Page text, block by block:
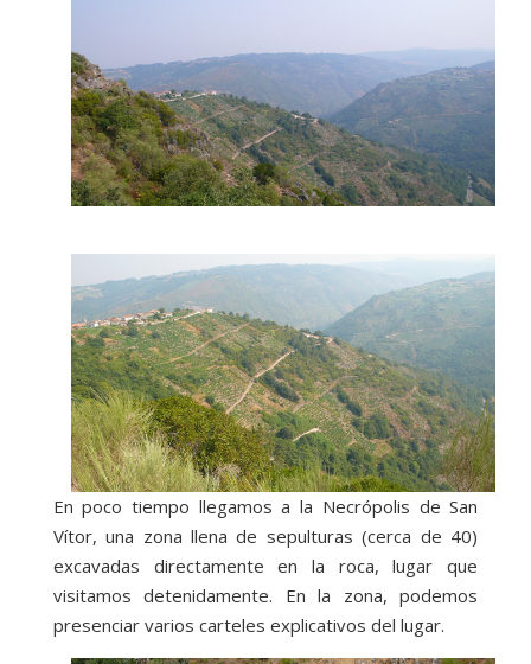
En poco tiempo llegamos a la Necrópolis de San
Vítor, una zona llena de sepulturas (cerca de 40)
excavadas directamente en la roca, lugar que
visitamos detenidamente. En la zona, podemos
presenciar varios carteles explicativos del lugar.